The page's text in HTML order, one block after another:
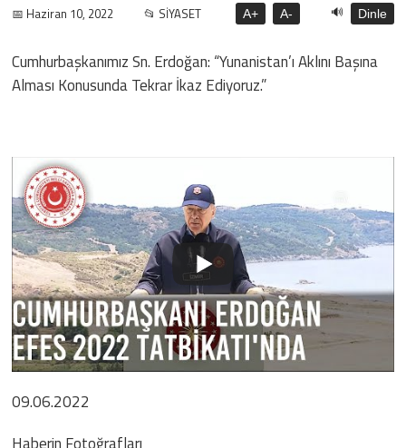
📅 Haziran 10, 2022 📂 SİYASET A+ A- 🔊 Dinle
Cumhurbaşkanımız Sn. Erdoğan: “Yunanistan’ı Aklını Başına
Alması Konusunda Tekrar İkaz Ediyoruz.”
09.06.2022
Haberin Fotoğrafları